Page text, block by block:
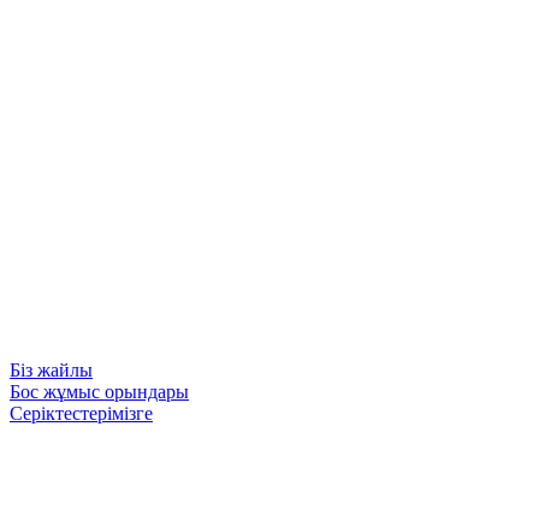
Біз жайлы
Бос жұмыс орындары
Серіктестерімізге